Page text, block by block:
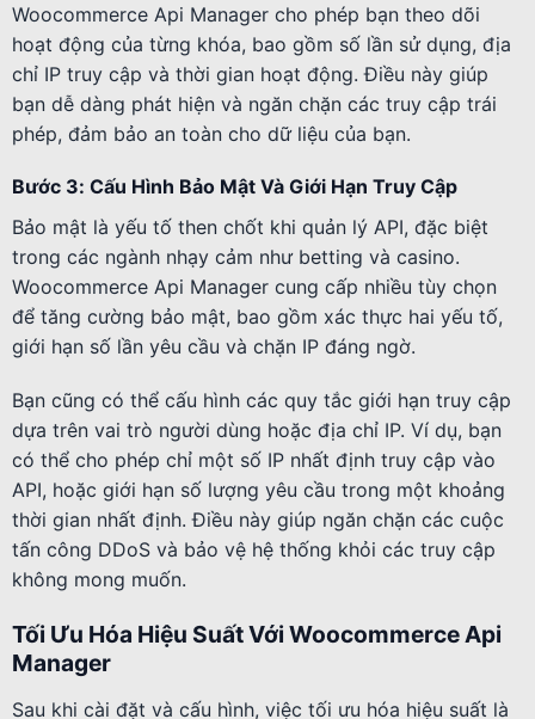
Woocommerce Api Manager cho phép bạn theo dõi
hoạt động của từng khóa, bao gồm số lần sử dụng, địa
chỉ IP truy cập và thời gian hoạt động. Điều này giúp
bạn dễ dàng phát hiện và ngăn chặn các truy cập trái
phép, đảm bảo an toàn cho dữ liệu của bạn.
Bước 3: Cấu Hình Bảo Mật Và Giới Hạn Truy Cập
Bảo mật là yếu tố then chốt khi quản lý API, đặc biệt
trong các ngành nhạy cảm như betting và casino.
Woocommerce Api Manager cung cấp nhiều tùy chọn
để tăng cường bảo mật, bao gồm xác thực hai yếu tố,
giới hạn số lần yêu cầu và chặn IP đáng ngờ.
Bạn cũng có thể cấu hình các quy tắc giới hạn truy cập
dựa trên vai trò người dùng hoặc địa chỉ IP. Ví dụ, bạn
có thể cho phép chỉ một số IP nhất định truy cập vào
API, hoặc giới hạn số lượng yêu cầu trong một khoảng
thời gian nhất định. Điều này giúp ngăn chặn các cuộc
tấn công DDoS và bảo vệ hệ thống khỏi các truy cập
không mong muốn.
Tối Ưu Hóa Hiệu Suất Với Woocommerce Api
Manager
Sau khi cài đặt và cấu hình, việc tối ưu hóa hiệu suất là